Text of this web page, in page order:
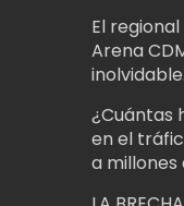
El
Arena
inolvidable.
¿Cuántas
en el
a millones